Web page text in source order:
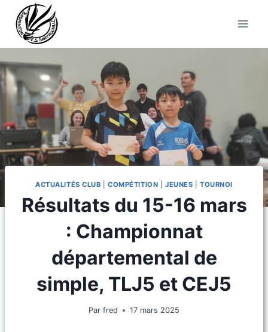
contenu
ACTUALITÉS CLUB |COMPÉTITION JEUNES |TOURNOI
Résultats du 15-16 mars
: Championnat
départemental de
simple, TLJ5 et CEJ5
Par fred 17 mars 2025